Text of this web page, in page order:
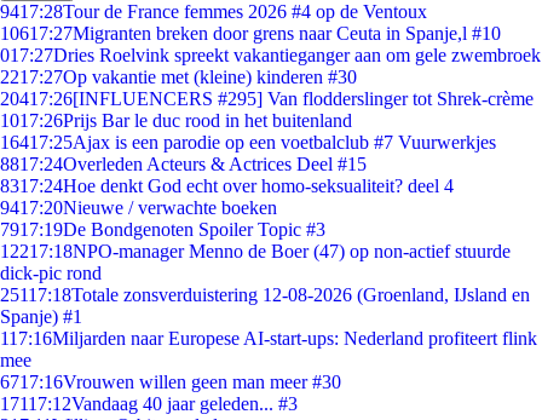
9417:28Tour de France femmes 2026 #4 op de Ventoux
10617:27Migranten breken door grens naar Ceuta in Spanje,l #10
017:27Dries Roelvink spreekt vakantieganger aan om gele zwembroek
2217:27Op vakantie met (kleine) kinderen #30
20417:26[INFLUENCERS #295] Van flodderslinger tot Shrek-crème
1017:26Prijs Bar le duc rood in het buitenland
16417:25Ajax is een parodie op een voetbalclub #7 Vuurwerkjes
8817:24Overleden Acteurs & Actrices Deel #15
8317:24Hoe denkt God echt over homo-seksualiteit? deel 4
9417:20Nieuwe / verwachte boeken
7917:19De Bondgenoten Spoiler Topic #3
12217:18NPO-manager Menno de Boer (47) op non-actief stuurde
dick-pic rond
25117:18Totale zonsverduistering 12-08-2026 (Groenland, IJsland en
Spanje) #1
117:16Miljarden naar Europese AI-start-ups: Nederland profiteert flink
mee
6717:16Vrouwen willen geen man meer #30
17117:12Vandaag 40 jaar geleden... #3